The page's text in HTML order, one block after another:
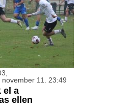
11. 23:49
el a
ellen